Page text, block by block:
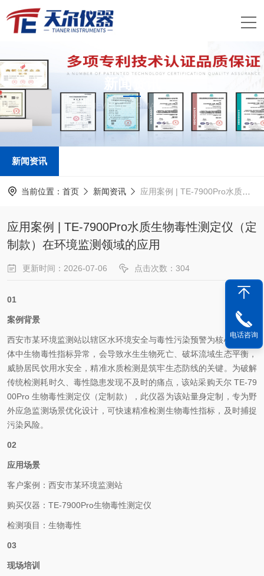
新闻资讯
NEWS INFORMATION
新闻资讯
当前位置： 首页 新闻资讯 应用案例 | TE-7900Pro水质生物毒性测定仪（定制款）在环境监测领域的应用
应用案例 | TE-7900Pro水质生物毒性测定仪（定
制款）在环境监测领域的应用
更新时间：2026-07-06 点击次数：304
01
案例背景
西安市某环境监测站以辖区水环境安全与毒性污染预警为核心，若水
体中生物毒性指标异常，会导致水生生物死亡、破坏流域生态平衡，
威胁居民饮用水安全，精准水质检测是筑牢生态防线的关键。为破解
传统检测耗时久、毒性隐患发现不及时的痛点，该站采购天尔 TE-79
00Pro 生物毒性测定仪（定制款），此仪器为该站量身定制，专为野
外应急监测场景优化设计，可快速精准检测生物毒性指标，及时捕捉
污染风险。
02
应用场景
客户案例：西安市某环境监测站
购买仪器：TE-7900Pro生物毒性测定仪
检测项目：生物毒性
03
现场培训
电话咨询